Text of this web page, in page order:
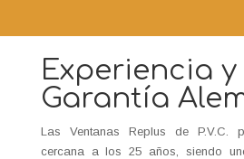
Experiencia y
Garantía
Las Ventanas Replus de P.V.C.
cercana a los 25 años, siendo